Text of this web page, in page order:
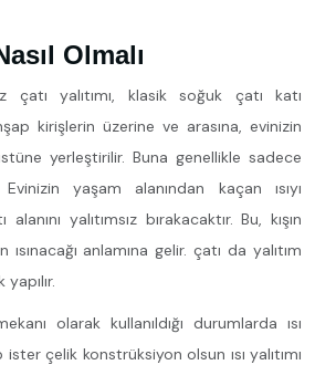
Olmalı
yalıtımı, klasik soğuk çatı katı
kirişlerin üzerine ve arasına, evinizin
yerleştirilir. Buna genellikle sadece
yaşam alanından kaçan ısıyı
yalıtımsız bırakacaktır. Bu, kışın
ısınacağı anlamına gelir. çatı da yalıtım
olarak kullanıldığı durumlarda ısı
ister çelik konstrüksiyon olsun ısı yalıtımı